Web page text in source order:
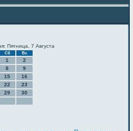
Пятница, 7 Августа
Сб Вс
1
2
8
9
15
16
22
23
29
30